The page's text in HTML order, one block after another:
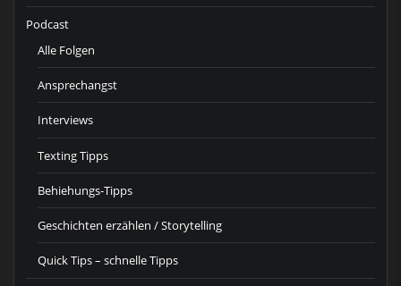
Podcast
Alle Folgen
Ansprechangst
Interviews
Texting Tipps
Behiehungs-Tipps
Geschichten erzählen / Storytelling
Quick Tips – schnelle Tipps